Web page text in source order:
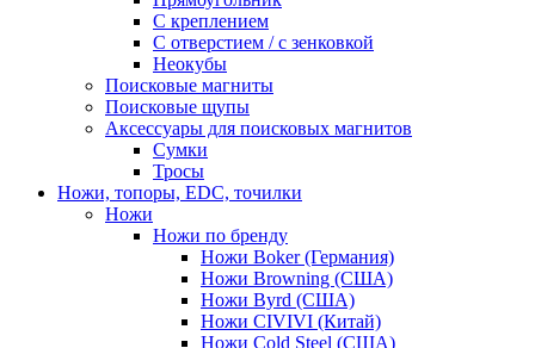
С креплением
С отверстием / с зенковкой
Неокубы
Поисковые магниты
Поисковые щупы
Аксессуары для поисковых магнитов
Сумки
Тросы
Ножи, топоры, EDC, точилки
Ножи
Ножи по бренду
Ножи Boker (Германия)
Ножи Browning (США)
Ножи Byrd (США)
Ножи CIVIVI (Китай)
Ножи Cold Steel (США)